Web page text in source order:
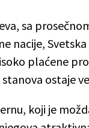
sa
nacije,
plaćene
ostaje
koji je